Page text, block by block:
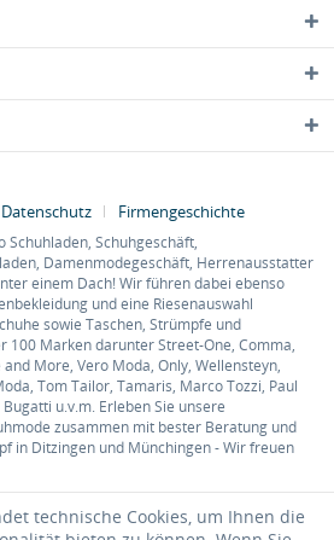
Firmengeschichte
Schuhladen, Schuhgeschäft,
Damenmodegeschäft, Herrenausstatter
einem Dach! Wir führen dabei ebenso
und eine Riesenauswahl
sowie Taschen, Strümpfe und
100 Marken darunter Street-One, Comma,
More, Vero Moda, Only, Wellensteyn,
Tom Tailor, Tamaris, Marco Tozzi, Paul
u.v.m. Erleben Sie unsere
zusammen mit bester Beratung und
in Ditzingen und Münchingen - Wir freuen
technische Cookies, um Ihnen die